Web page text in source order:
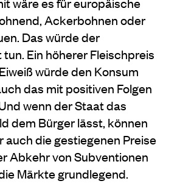
Ackerbohnen oder
Das würde der
Ein höherer Fleischpreis
würde den Konsum
das mit po­sitiven Folgen
wenn der Staat das
dem Bürger lässt, können
auch die gestiegenen Preise
Abkehr von Subventionen
Märkte grundlegend.